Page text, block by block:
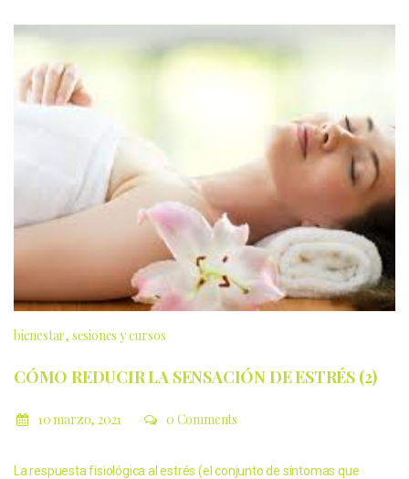
bienestar sesiones y cursos
CÓMO REDUCIR LA SENSACIÓN DE ESTRÉS (2)
10 marzo, 2021 0 Comments
La respuesta fisiológica al estrés (el conjunto de síntomas que